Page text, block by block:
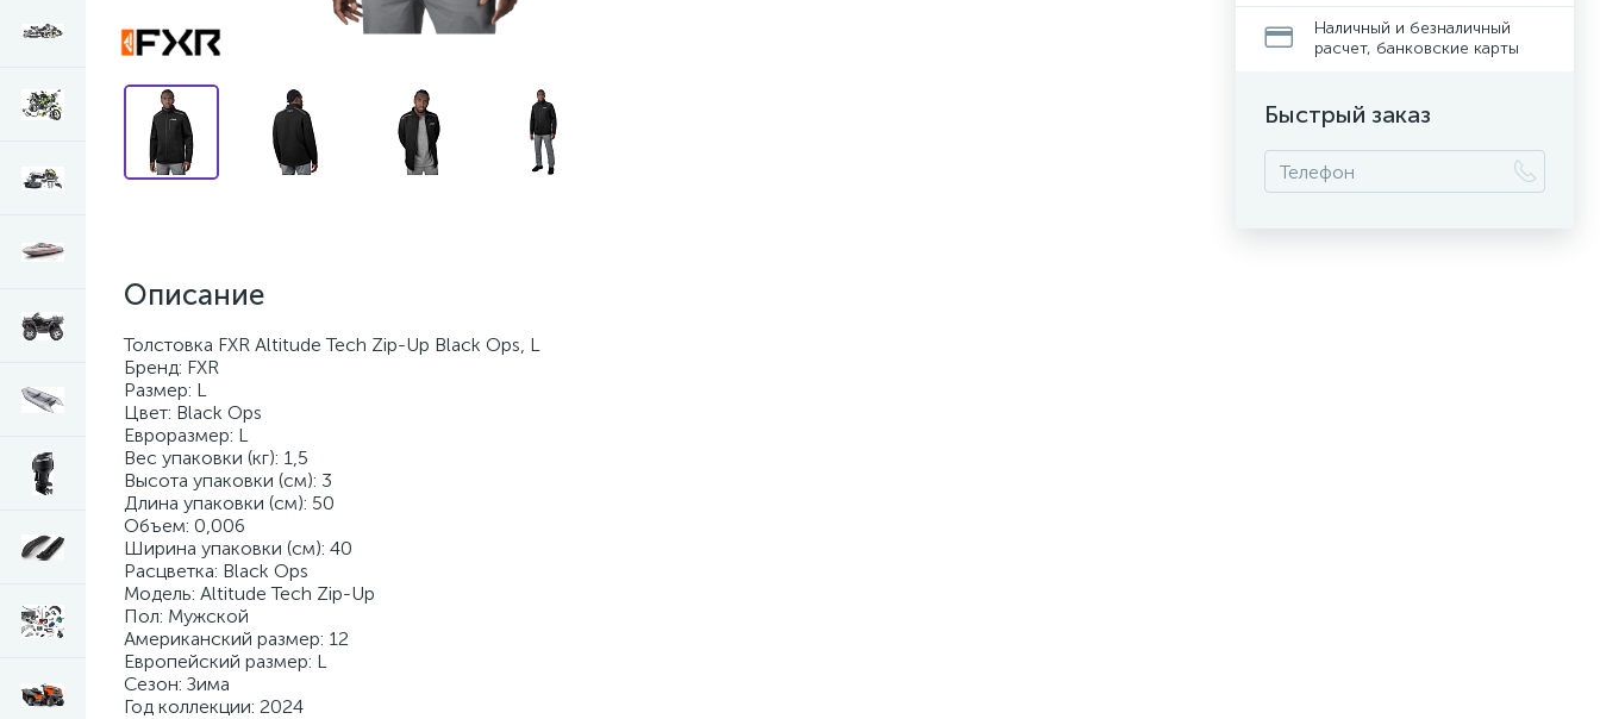
Описание
Толстовка FXR Altitude Tech Zip-Up Black Ops, L
Бренд: FXR
Размер: L
Цвет: Black Ops
Евроразмер: L
Вес упаковки (кг): 1,5
Высота упаковки (см): 3
Длина упаковки (см): 50
Объем: 0,006
Ширина упаковки (см): 40
Расцветка: Black Ops
Модель: Altitude Tech Zip-Up
Пол: Мужской
Американский размер: 12
Европейский размер: L
Сезон: Зима
Год коллекции: 2024
Наличный и безналичный
расчет, банковские карты
Быстрый заказ